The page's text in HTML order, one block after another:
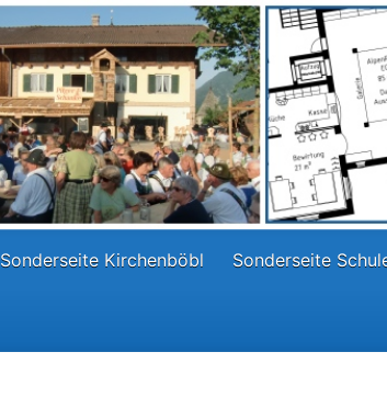
Sonderseite Kirchenböbl Sonderseite